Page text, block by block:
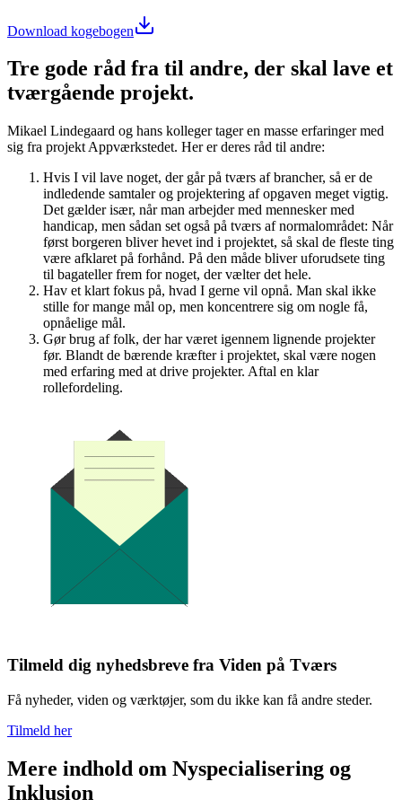
Download kogebogen
Tre gode råd fra til andre, der skal lave et
tværgående projekt.
Mikael Lindegaard og hans kolleger tager en masse erfaringer med
sig fra projekt Appværkstedet. Her er deres råd til andre:
Hvis I vil lave noget, der går på tværs af brancher, så er de
indledende samtaler og projektering af opgaven meget vigtig.
Det gælder især, når man arbejder med mennesker med
handicap, men sådan set også på tværs af normalområdet: Når
først borgeren bliver hevet ind i projektet, så skal de fleste ting
være afklaret på forhånd. På den måde bliver uforudsete ting
til bagateller frem for noget, der vælter det hele.
Hav et klart fokus på, hvad I gerne vil opnå. Man skal ikke
stille for mange mål op, men koncentrere sig om nogle få,
opnåelige mål.
Gør brug af folk, der har været igennem lignende projekter
før. Blandt de bærende kræfter i projektet, skal være nogen
med erfaring med at drive projekter. Aftal en klar
rollefordeling.
Tilmeld dig nyhedsbreve fra Viden på Tværs
Få nyheder, viden og værktøjer, som du ikke kan få andre steder.
Tilmeld her
Mere indhold om Nyspecialisering og
Inklusion